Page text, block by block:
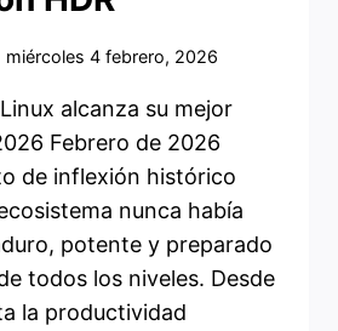
miércoles 4 febrero, 2026
alcanza su mejor
Febrero de 2026
de inflexión histórico
nunca había
potente y preparado
todos los niveles. Desde
la productividad